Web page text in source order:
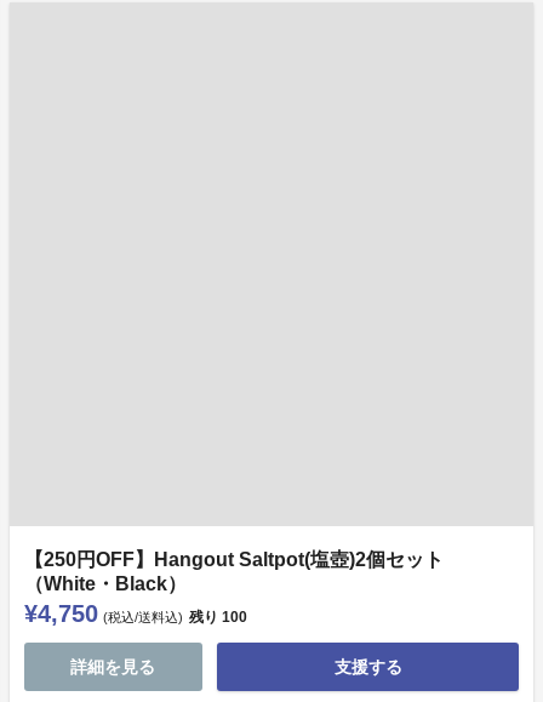
【250円OFF】Hangout Saltpot(塩壺)2個セット
（White・Black）
¥4,750 (税込/送料込) 残り 100
詳細を見る 支援する